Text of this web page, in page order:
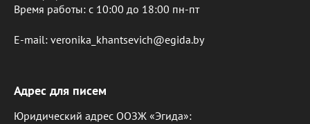
Время работы: c 10:00 до 18:00 пн-пт
E-mail: veronika_khantsevich@egida.by
Адрес для писем
Юридический адрес ООЗЖ «Эгида»: